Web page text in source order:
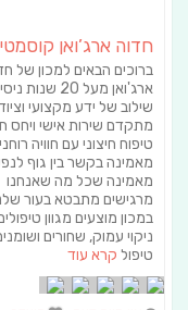
ברוכים הבאים למכון של
ארג'ואן מעל 20 שנות
שילוב של ידע מקצועי
מתקדם שירות אישי ויחס
טיפוח חיצוני עם חוויה
מאמינה בקשר בין גוף
מאמינה שכל מה שאנחנו
מרגישים מתבטא בעור
טיפול קרא עוד